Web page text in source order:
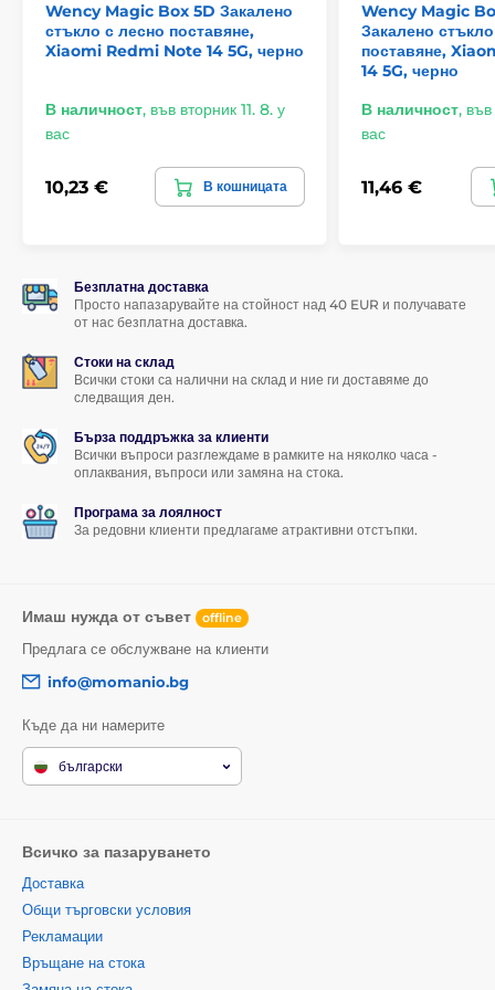
Wency Magic Box 5D Закалено
стъкло с лесно поставяне,
Xiaomi Redmi Note 14 5G, черно
В наличност, във вторник 11. 8. у
вас
10,23 € В кошницата
Wency Magic
Закалено
поставяне,
14 5G, черно
В наличност, във
вас
11,46 €
Безплатна доставка
Просто напазарувайте на стойност над 40 EUR и получавате
от нас безплатна доставка.
Стоки на склад
Всички стоки са налични на склад и ние ги доставяме до
следващия ден.
Бърза поддръжка за клиенти
Всички въпроси разглеждаме в рамките на няколко часа -
оплаквания, въпроси или замяна на стока.
Програма за лоялност
За редовни клиенти предлагаме атрактивни отстъпки.
Имаш нужда от съвет offline
Предлага се обслужване на клиенти
info@momanio.bg
Къде да ни намерите
български
Всичко за пазаруването
Доставка
Общи търговски условия
Рекламации
Връщане на стока